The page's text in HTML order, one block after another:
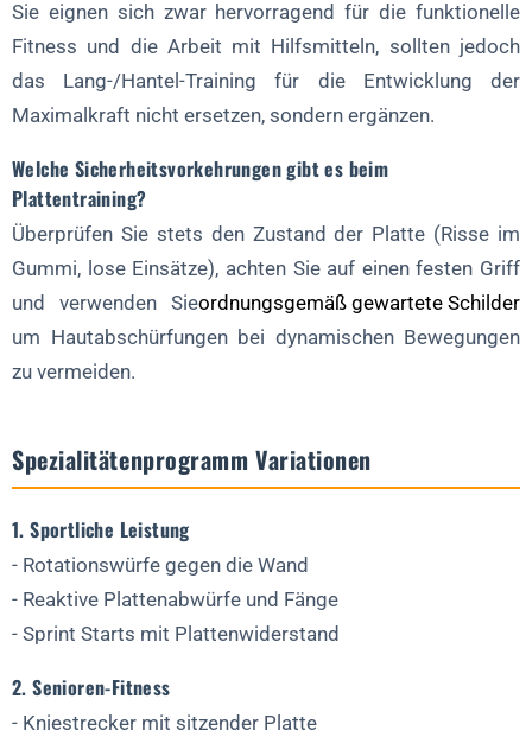
Sie eignen sich zwar hervorragend für die funktionelle
Fitness und die Arbeit mit Hilfsmitteln, sollten jedoch
das Lang-/Hantel-Training für die Entwicklung der
Maximalkraft nicht ersetzen, sondern ergänzen.
Welche Sicherheitsvorkehrungen gibt es beim
Plattentraining?
Überprüfen Sie stets den Zustand der Platte (Risse im
Gummi, lose Einsätze), achten Sie auf einen festen Griff
und verwenden Sieordnungsgemäß gewartete Schilder
um Hautabschürfungen bei dynamischen Bewegungen
zu vermeiden.
Spezialitätenprogramm Variationen
1. Sportliche Leistung
- Rotationswürfe gegen die Wand
- Reaktive Plattenabwürfe und Fänge
- Sprint Starts mit Plattenwiderstand
2. Senioren-Fitness
- Kniestrecker mit sitzender Platte